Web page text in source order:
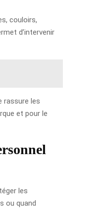
couloirs,
d’intervenir
rassure les
et pour le
les
ou quand